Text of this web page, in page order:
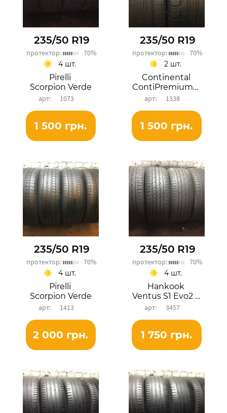
235/50 R19
протектор: 70%
Pirelli
Scorpion Verde
1073
4 шт.
1 500 грн.
235/50 R19
протектор: 70%
Continental
ContiPremiumContact 6
1338
2 шт.
1 500 грн.
235/50 R19
протектор: 70%
Pirelli
Scorpion Verde
1413
4 шт.
2 000 грн.
235/50 R19
протектор: 70%
Hankook
Ventus S1 Evo2 SUV
3457
4 шт.
1 750 грн.